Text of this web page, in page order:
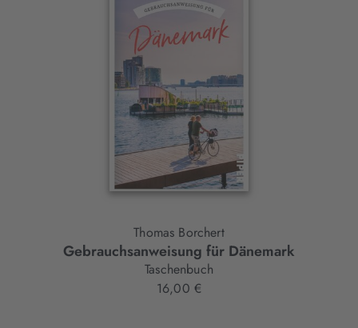
Thomas Borchert
Gebrauchsanweisung für Dänemark
Taschenbuch
16,00 €